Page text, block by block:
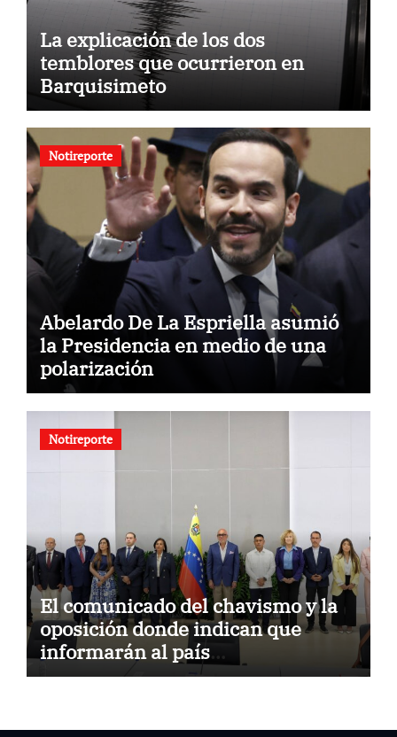
La explicación de los dos
temblores que ocurrieron en
Barquisimeto
Notireporte
Abelardo De La Espriella asumió
la Presidencia en medio de una
polarización
Notireporte
El comunicado del chavismo y la
oposición donde indican que
informarán al país
oportunamente sobre los avances